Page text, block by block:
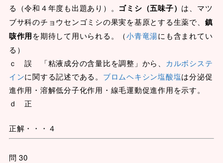
る（令和４年度も出題あり）。 ゴミシ（五味子） は、マツ
ブサ科のチョウセンゴミシの果実を基原とする生薬で、 鎮
咳作用を期待して用いられる。（小青竜湯にも含まれてい
る）
ｃ 誤 「粘液成分の含量比を調整」から、 カルボシステ
インに関する記述である。 ブロムヘキシン塩酸塩は分泌促
進作用・溶解低分子化作用・線毛運動促進作用を示す。
ｄ 正
正解・・・４
問 30